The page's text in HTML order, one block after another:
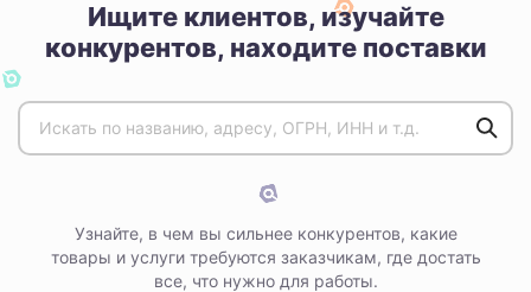
Ищите клиентов, изучайте
конкурентов, находите поставки
Узнайте, в чем вы сильнее конкурентов, какие
товары и услуги требуются заказчикам, где достать
все, что нужно для работы.